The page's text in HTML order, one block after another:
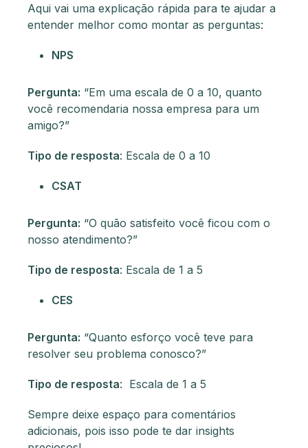
Aqui vai uma explicação rápida para te ajudar a
entender melhor como montar as perguntas:
NPS
Pergunta: “Em uma escala de 0 a 10, quanto
você recomendaria nossa empresa para um
amigo?”
Tipo de resposta: Escala de 0 a 10
CSAT
Pergunta: “O quão satisfeito você ficou com o
nosso atendimento?”
Tipo de resposta: Escala de 1 a 5
CES
Pergunta: “Quanto esforço você teve para
resolver seu problema conosco?”
Tipo de resposta: Escala de 1 a 5
Sempre deixe espaço para comentários
adicionais, pois isso pode te dar insights